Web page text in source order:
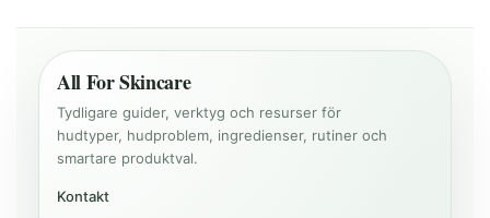
All For Skincare
Tydligare guider, verktyg och resurser för
hudtyper, hudproblem, ingredienser, rutiner och
smartare produktval.
Kontakt